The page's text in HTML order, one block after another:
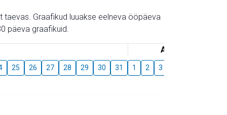
taevas. Graafikud luuakse eelneva ööpäeva
päeva graafikuid.
August
25 26 27 28 29 30 31 1 2 3